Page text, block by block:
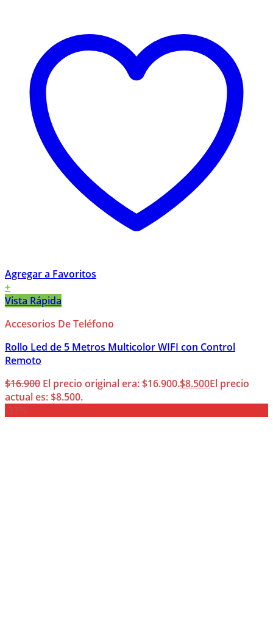
Agregar a Favoritos
+
Vista Rápida
Accesorios De Teléfono
Rollo Led de 5 Metros Multicolor WIFI con Control
Remoto
$16.900 El precio original era: $16.900.$8.500El precio
actual es: $8.500.